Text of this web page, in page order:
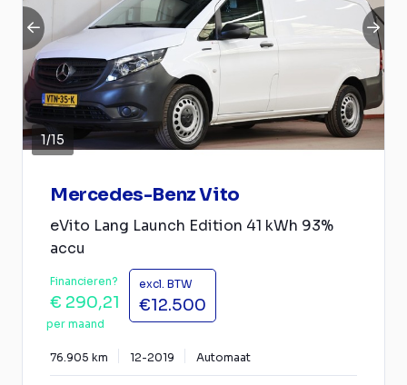
1/15
Mercedes-Benz Vito
eVito Lang Launch Edition 41 kWh 93%
accu
Financieren?
€ 290,21
per maand
excl. BTW
€12.500
76.905 km 12-2019 Automaat